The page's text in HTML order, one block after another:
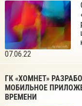
07.06.22
ГК «ХОМНЕТ»
МОБИЛЬНОЕ
ВРЕМЕНИ